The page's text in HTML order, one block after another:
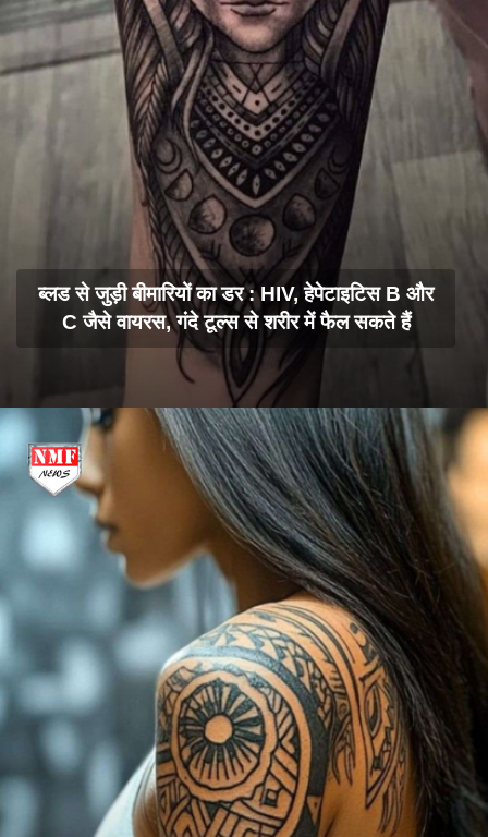
ब्लड से जुड़ी बीमारियों का डर : HIV, हेपेटाइटिस B और
C जैसे वायरस, गंदे टूल्स से शरीर में फैल सकते हैं